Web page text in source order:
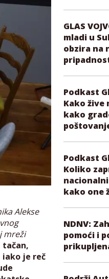
Alekse
mreži
iako je reč
GLAS
mladi u
obzira na
Podkast
Kako žive
kako
Podkast
Koliko
kako one
NDNV:
pomoći i